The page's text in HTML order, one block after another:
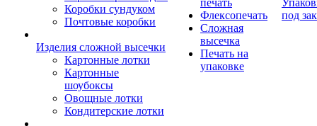
Коробки сундуком
Почтовые коробки
Изделия сложной высечки
Картонные лотки
Картонные
шоубоксы
Овощные лотки
Кондитерские лотки
печать
Флексопечать
Сложная
высечка
Печать на
упаковке
под